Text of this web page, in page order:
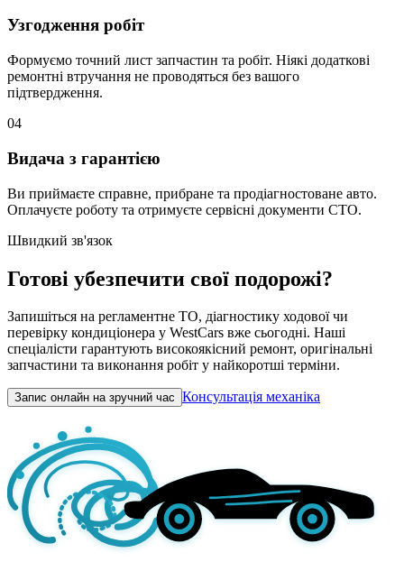
Узгодження робіт
Формуємо точний лист запчастин та робіт. Ніякі додаткові
ремонтні втручання не проводяться без вашого
підтвердження.
04
Видача з гарантією
Ви приймаєте справне, прибране та продіагностоване авто.
Оплачуєте роботу та отримуєте сервісні документи СТО.
Швидкий зв'язок
Готові убезпечити свої подорожі?
Запишіться на регламентне ТО, діагностику ходової чи
перевірку кондиціонера у WestCars вже сьогодні. Наші
спеціалісти гарантують високоякісний ремонт, оригінальні
запчастини та виконання робіт у найкоротші терміни.
Запис онлайн на зручний час Консультація механіка